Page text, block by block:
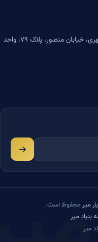
تهران، خیابان ولیعصر، ابتدای خیابان مطهری، خیابان منصور، پلاک ۷۹، واحد
میرمحفوظ است.
بنیاد میر
میر